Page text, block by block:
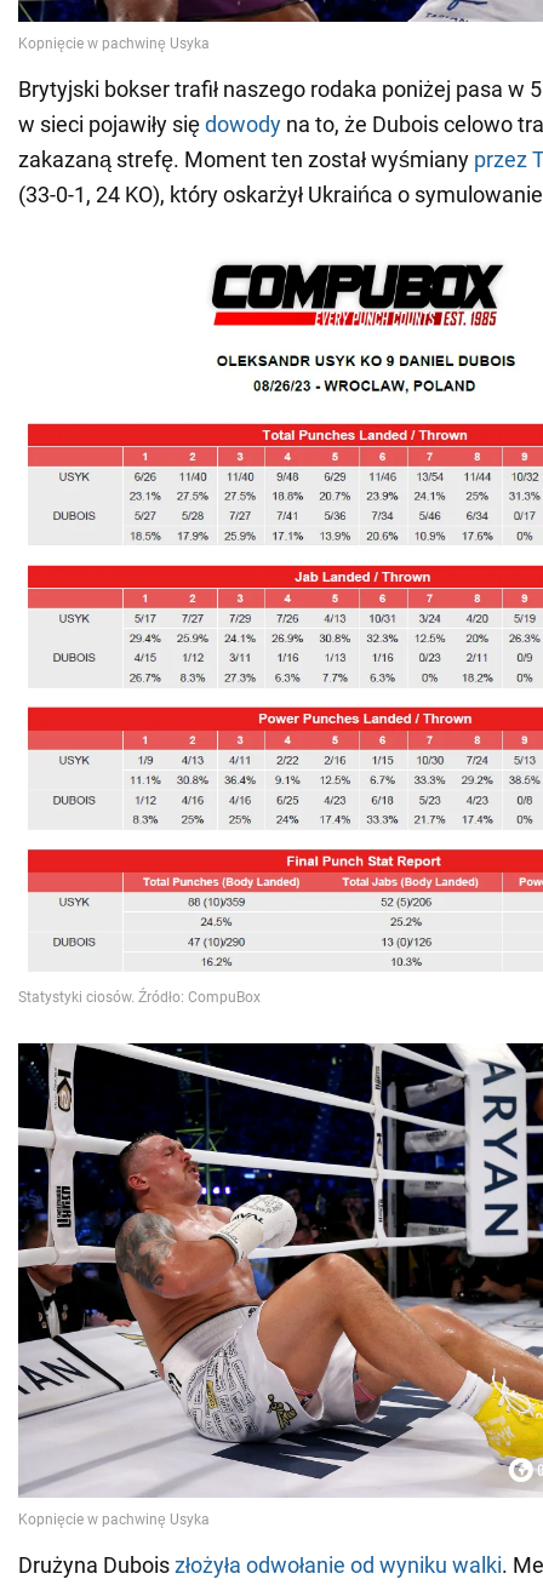
Brytyjski bokser trafił naszego rodaka poniżej pasa w
w sieci pojawiły siędowody na to, że Dubois celowo
zakazaną strefę. Moment ten został wyśmiany przez
(33-0-1, 24 KO), który oskarżył Ukraińca o
Drużyna Duboiszłożyła odwołanie od wyniku walki.